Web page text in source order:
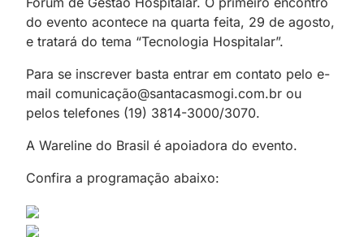
do evento acontece na quarta feita, 29 de agosto,
e tratará do tema “Tecnologia Hospitalar”.
Para se inscrever basta entrar em contato pelo e-
mail comunicação@santacasmogi.com.br ou
pelos telefones (19) 3814-3000/3070.
A Wareline do Brasil é apoiadora do evento.
Confira a programação abaixo: